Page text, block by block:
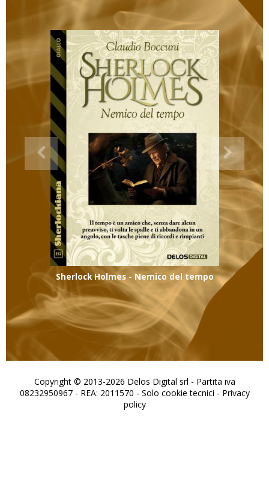
Sherlock Holmes - Nemico del tempo
Copyright © 2013-2026 Delos Digital srl - Partita iva
08232950967 - REA: 2011570 - Solo cookie tecnici - Privacy
policy